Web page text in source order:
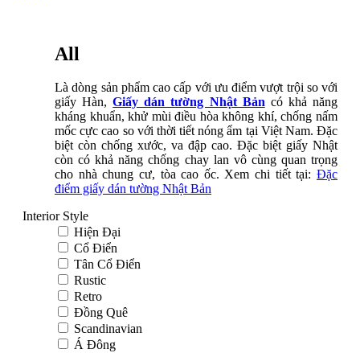
All
Là dòng sản phẩm cao cấp với ưu điểm vượt trội so với
giấy Hàn,Giấy dán tường Nhật Bảncó khả năng
kháng khuẩn, khử mùi điều hòa không khí, chống nấm
mốc cực cao so với thời tiết nóng ẩm tại Việt Nam. Đặc
biệt còn chống xước, va đập cao. Đặc biệt giấy Nhật
còn có khả năng chống chay lan vô cùng quan trọng
cho nhà chung cư, tòa cao ốc. Xem chi tiết tại: Đặc
điểm giấy dán tường Nhật Bản
Interior Style
Hiện Đại
Cổ Điển
Tân Cổ Điển
Rustic
Retro
Đồng Quê
Scandinavian
Á Đông